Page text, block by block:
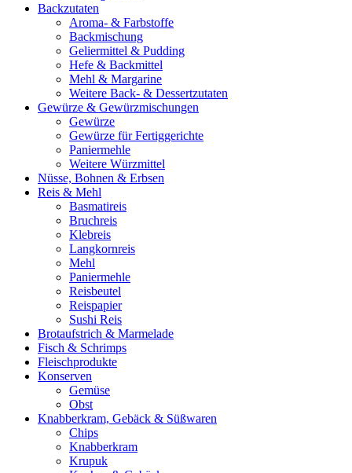
Backzutaten
Aroma- & Farbstoffe
Backmischung
Geliermittel & Pudding
Hefe & Backmittel
Mehl & Margarine
Weitere Back- & Dessertzutaten
Gewürze & Gewürzmischungen
Gewürze
Gewürze für Fertiggerichte
Paniermehle
Weitere Würzmittel
Nüsse, Bohnen & Erbsen
Reis & Mehl
Basmatireis
Bruchreis
Klebreis
Langkornreis
Mehl
Paniermehle
Reisbeutel
Reispapier
Sushi Reis
Brotaufstrich & Marmelade
Fisch & Schrimps
Fleischprodukte
Konserven
Gemüse
Obst
Knabberkram, Gebäck & Süßwaren
Chips
Knabberkram
Krupuk